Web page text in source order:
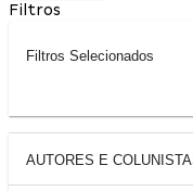
Filtros
Filtros Selecionados
AUTORES E